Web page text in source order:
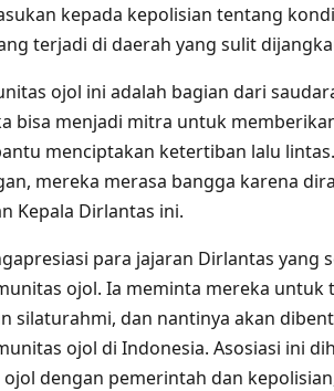
kepada kepolisian tentang
terjadi di daerah yang sulit
ojol ini adalah bagian dari
bisa menjadi mitra untuk
menciptakan ketertiban lalu
mereka merasa bangga karena
Kepala Dirlantas ini.
para jajaran Dirlantas
ojol. Ia meminta mereka
silaturahmi, dan nantinya akan
ojol di Indonesia. Asosiasi ini
dengan pemerintah dan